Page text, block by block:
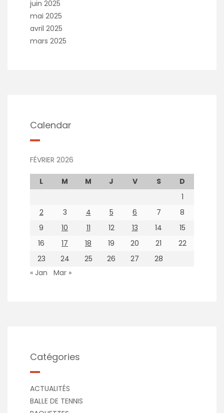
juin 2025
mai 2025
avril 2025
mars 2025
Calendar
FÉVRIER 2026
L M M J V S
D
1
2
3 4 5 6 7
8
9
10 11 12 13 14
15
16
17 18 19 20 21
22
23
24 25 26 27
28
« Jan
Mar »
Catégories
ACTUALITÉS
BALLE DE TENNIS